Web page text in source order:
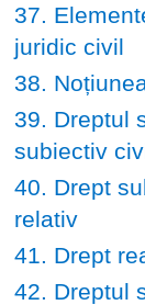
37.
juridic civil
38.
39. Dreptul
subiectiv
40. Drept
relativ
41. Drept
42. Dreptul